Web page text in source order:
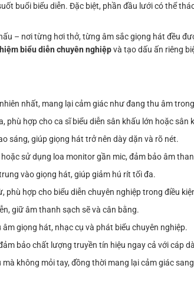
buổi biểu diễn. Đặc biệt, phần đầu lưới có thể
– nơi từng hơi thở, từng âm sắc giọng hát đều
biểu diễn chuyên nghiệpvà tạo dấu ấn riêng
nhất, mang lại cảm giác như đang thu âm
hợp cho ca sĩ biểu diễn sân khấu lớn hoặc sân
sáng, giúp giọng hát trở nên dày dặn và rõ nét.
sử dụng loa monitor gần mic, đảm bảo âm
vào giọng hát, giúp giảm hú rít tối đa.
phù hợp cho biểu diễn chuyên nghiệp trong điều
giữ âm thanh sạch sẽ và cân bằng.
giọng hát, nhạc cụ và phát biểu chuyên nghiệp.
bảo chất lượng truyền tín hiệu ngay cả với cáp
không mỏi tay, đồng thời mang lại cảm giác